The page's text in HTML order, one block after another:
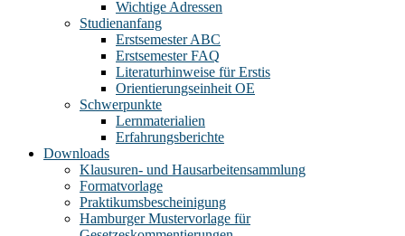
Wichtige Adressen
Studienanfang
Erstsemester ABC
Erstsemester FAQ
Literaturhinweise für Erstis
Orientierungseinheit OE
Schwerpunkte
Lernmaterialien
Erfahrungsberichte
Downloads
Klausuren- und Hausarbeitensammlung
Formatvorlage
Praktikumsbescheinigung
Hamburger Mustervorlage für